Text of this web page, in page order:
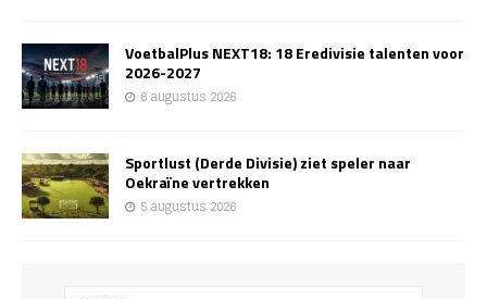
VoetbalPlus NEXT18: 18 Eredivisie talenten voor
2026-2027
6 augustus 2026
Sportlust (Derde Divisie) ziet speler naar
Oekraïne vertrekken
5 augustus 2026